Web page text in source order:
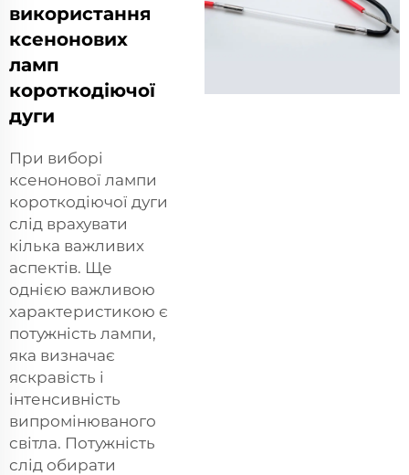
використання
ксенонових
ламп
короткодіючої
дуги
При виборі
ксенонової лампи
короткодіючої дуги
слід врахувати
кілька важливих
аспектів. Ще
однією важливою
характеристикою є
потужність лампи,
яка визначає
яскравість і
інтенсивність
випромінюваного
світла. Потужність
слід обирати